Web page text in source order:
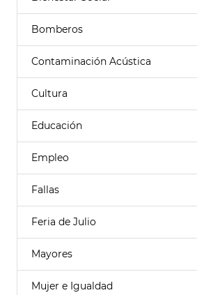
Bomberos
Contaminación Acústica
Cultura
Educación
Empleo
Fallas
Feria de Julio
Mayores
Mujer e Igualdad